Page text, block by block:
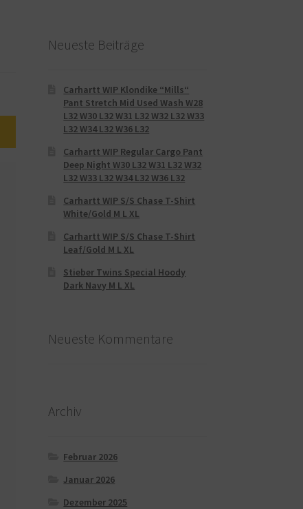
Neueste Beiträge
Carhartt WIP Klondike “Mills“
Pant Stretch Mid Used Wash W28
L32 W30 L32 W31 L32 W32 L32 W33
L32 W34 L32 W36 L32
Carhartt WIP Regular Cargo Pant
Deep Night W30 L32 W31 L32 W32
L32 W33 L32 W34 L32 W36 L32
Carhartt WIP S/S Chase T-Shirt
White/Gold M L XL
Carhartt WIP S/S Chase T-Shirt
Leaf/Gold M L XL
Stieber Twins Special Hoody
Dark Navy M L XL
Neueste Kommentare
Archiv
Februar 2026
Januar 2026
Dezember 2025